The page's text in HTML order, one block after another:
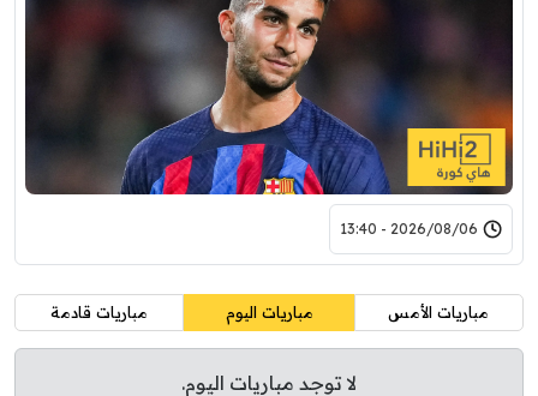
2026/08/06 - 13:40
مباريات الأمس مباريات اليوم مباريات قادمة
لا توجد مباريات اليوم.